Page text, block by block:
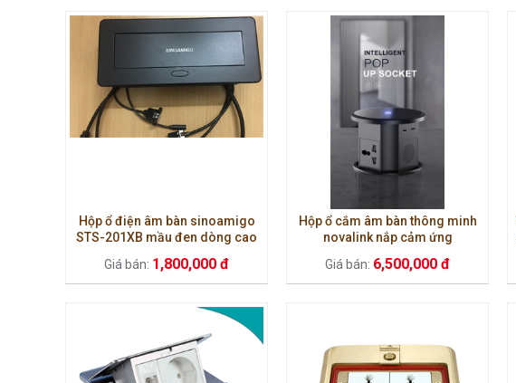
Hộp ổ điện âm bàn sinoamigo
STS-201XB mầu đen dòng cao
Giá bán: 1,800,000 đ
Hộp ổ cắm âm bàn thông minh
novalink nắp cảm ứng
Giá bán: 6,500,000 đ